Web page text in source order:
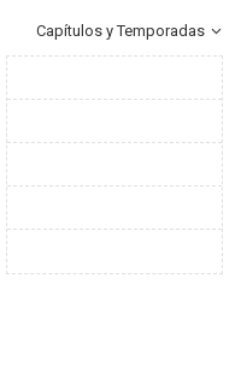
Capítulos y Temporadas